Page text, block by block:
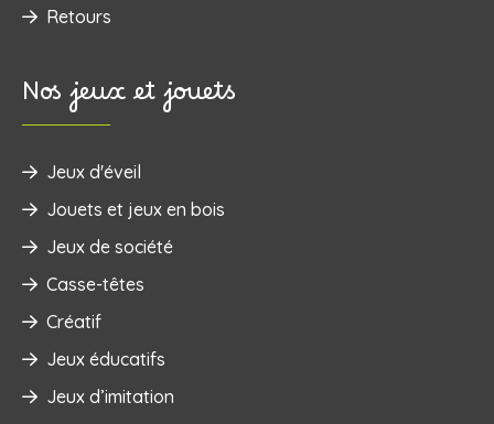
Retours
Nos jeux et jouets
Jeux d'éveil
‌Jouets et jeux en bois
Jeux de société
Casse-têtes
Créatif
Jeux éducatifs
Jeux d’imitation